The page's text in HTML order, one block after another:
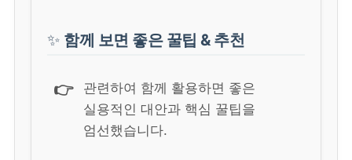
✨ 함께 보면 좋은 꿀팁 & 추천
👉
관련하여 함께 활용하면 좋은
실용적인 대안과 핵심 꿀팁을
엄선했습니다.